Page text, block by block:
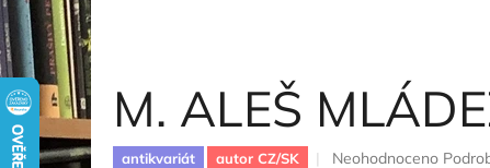
M. ALEŠ
antikvariát autor CZ/SK
Průměrné
Neohodnoceno